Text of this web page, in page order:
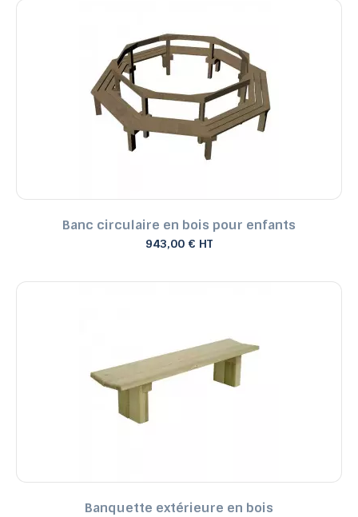
Banc circulaire en bois pour enfants
943,00 € HT
Banquette extérieure en bois